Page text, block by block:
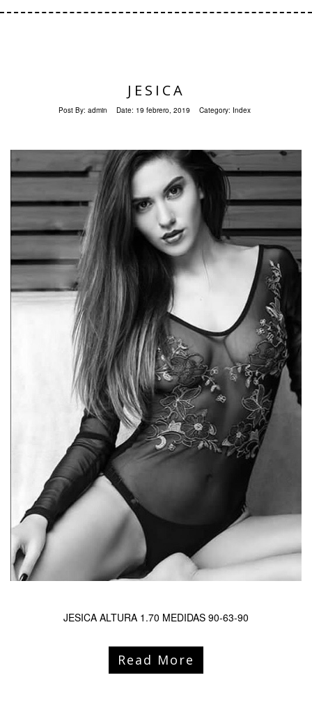
JESICA
Post By: admin Date: 19 febrero, 2019 Category: Index
JESICA ALTURA 1.70 MEDIDAS 90-63-90
Read More